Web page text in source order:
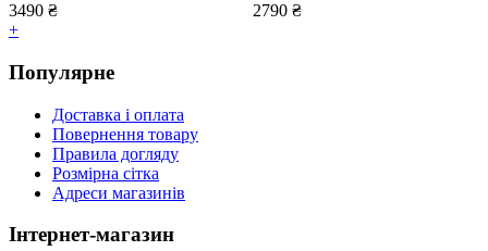
3490 ₴
+
2790 ₴
Популярне
Доставка і оплата
Повернення товару
Правила догляду
Розмірна сітка
Адреси магазинів
Інтернет-магазин